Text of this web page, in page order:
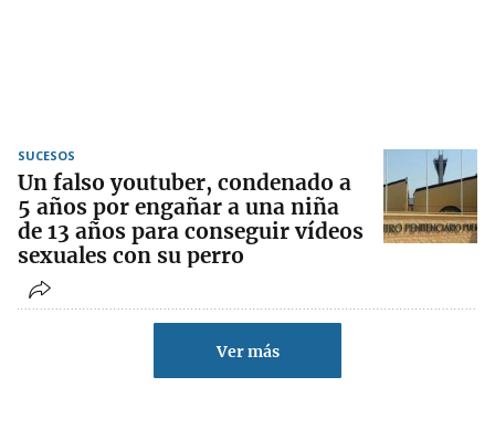
SUCESOS
Un falso youtuber, condenado a
5 años por engañar a una niña
de 13 años para conseguir vídeos
sexuales con su perro
Ver más